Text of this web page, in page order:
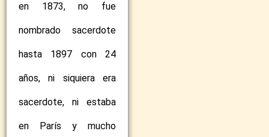
en 1873, no fue
nombrado sacerdote
hasta 1897 con 24
años, ni siquiera era
sacerdote, ni estaba
en París y mucho